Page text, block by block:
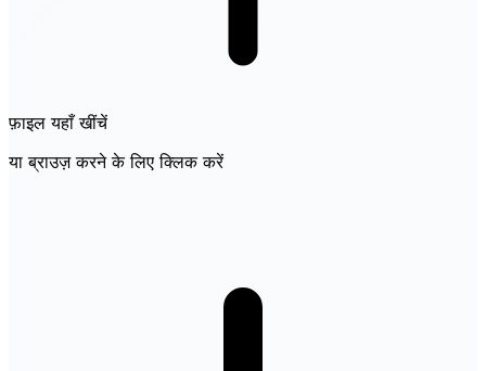
फ़ाइल यहाँ खींचें
या ब्राउज़ करने के लिए क्लिक करें